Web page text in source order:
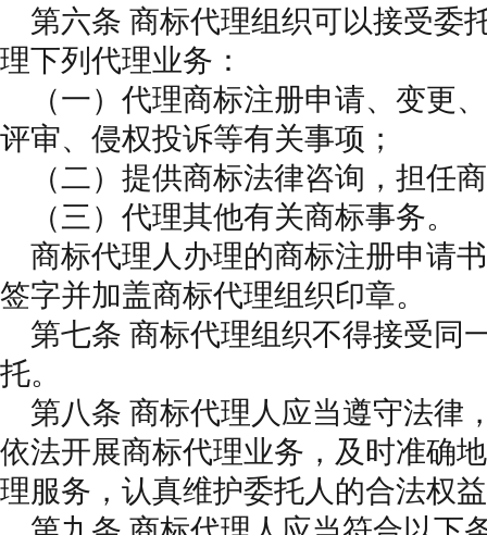
第六条 商标代理组织可以接受委
理下列代理业务：
（一）代理商标注册申请、变更
评审、侵权投诉等有关事项；
（二）提供商标法律咨询，担任
（三）代理其他有关商标事务。
商标代理人办理的商标注册申请
签字并加盖商标代理组织印章。
第七条 商标代理组织不得接受同
托。
第八条 商标代理人应当遵守法律
依法开展商标代理业务，及时准确
理服务，认真维护委托人的合法权